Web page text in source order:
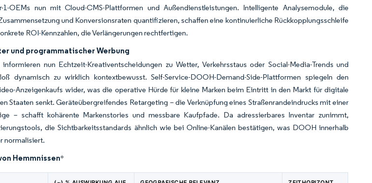
OEMs nun mit Cloud-CMS-Plattformen und Außendienstleistungen. Intelligente Analysemodule, die
und Konversionsraten quantifizieren, schaffen eine kontinuierliche Rückkopplungsschleife
ROI-Kennzahlen, die Verlängerungen rechtfertigen.
und programmatischer Werbung
nun Echtzeit-Kreativentscheidungen zu Wetter, Verkehrsstaus oder Social-Media-Trends und
dynamisch zu wirklich kontextbewusst. Self-Service-DOOH-Demand-Side-Plattformen spiegeln den
Anzeigenkaufs wider, was die operative Hürde für kleine Marken beim Eintritt in den Markt für digitale
Staaten senkt. Geräteübergreifendes Retargeting – die Verknüpfung eines Straßenrandeindrucks mit einer
– schafft kohärente Markenstories und messbare Kaufpfade. Da adressierbares Inventar zunimmt,
die Sichtbarkeitsstandards ähnlich wie bei Online-Kanälen bestätigen, was DOOH innerhalb
normalisiert.
Hemmnissen*